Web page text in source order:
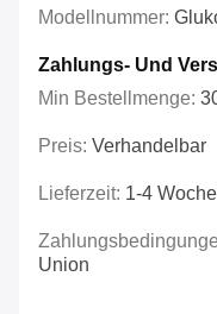
Modellnummer:
Zahlungs- Und
Min Bestellmenge:
Preis: Verhandelbar
Lieferzeit: 1-4
Union